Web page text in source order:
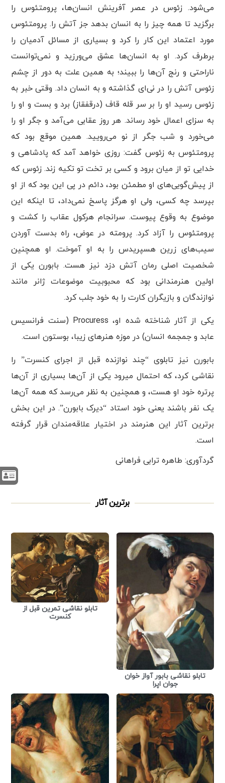
می‌شود. زئوس در عصر آفرینش انسان‌ها، پرومتئوس را
برگزید تا همه چیز را به انسان بدهد جز آتش را. پرومتئوس
مورد اعتماد این کار را کرد و بسیاری از مسائل آدمیان را
برطرف کرد. او به انسان‌ها عشق می‌ورزید و نمی‌توانست
ناراحتی و رنج آن‌ها را ببیند؛ به همین علت به دور از چشم
زئوس آتش را در نی‌ای گذاشته و به انسان داد. وقتی خبر به
زئوس رسید او را بر سر قله قاف (درقفقاز) برد و بست و او را
به سزای اعمال خود رساند. هر روز عقابی می‌آمد و جگر او را
می‌خورد و شب جگر از نو می‌رویید. همین موقع بود که
پرومتئوس به زئوس گفت: روزی خواهد آمد که پادشاهی و
خدایی تو از میان برود و کسی بر تخت تو تکیه زند. زئوس که
از پیش‌گویی‌های او مطمئن بود، دائم در پی این بود که از او
بپرسد چه کسی، ولی او هرگز پاسخ نمی‌داد، تا اینکه این
موضوع به وقوع پیوست. سرانجام هرکول عقاب را کشت و
پرومتئوس را آزاد کرد. پرومته در عوض، راه بدست آوردن
سیب‌های زرین هسپریدس را به او آموخت. او همچنین
شخصیت اصلی رمان آتش دزد نیز هست. بابورن یکی از
اولین هنرمندانی بود که محبوبیت موضوعات ژانر مانند
نوازندگان و بازیگران کارت را به خود جلب کرد.
یکی از آثار شناخته شده او، Procuress (سنت فرانسیس
عابد و جمجمه انسان) در موزه هنرهای زیبا، بوستون است.
بابورن نیز تابلوی “چند نوازنده قبل از اجرای کنسرت” را
نقاشی کرد، که احتمال میرود یکی از آن‌ها بسیاری از آن‌ها
پرتره خود او هست، و همچنین به نظر می‌رسد که همه آن‌ها
یک نفر باشند یعنی خود استاد “دیرک بابورن”. در این بخش
برترین آثار این هنرمند در اختیار علاقه‌مندان قرار گرفته
است.
گردآوری: طاهره ترابی فراهانی
برترین آثار
تابلو نقاشی بابور آواز خوان
جوان اپرا
تابلو نقاشی تمرین قبل از
کنسرت